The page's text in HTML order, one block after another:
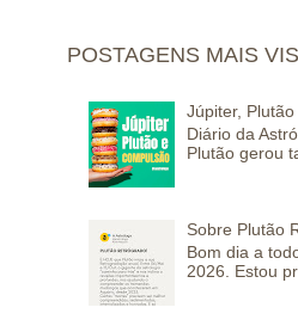
POSTAGENS MAIS
Júpiter,
Diário da
Plutão gerou
Sobre Plutão
Bom dia a
2026. Estou